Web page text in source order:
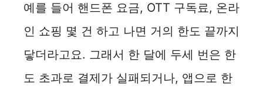
예를 들어 핸드폰 요금, OTT 구독료, 온라
인 쇼핑 몇 건 하고 나면 거의 한도 끝까지
닿더라고요. 그래서 한 달에 두세 번은 한
도 초과로 결제가 실패되거나, 앱으로 한